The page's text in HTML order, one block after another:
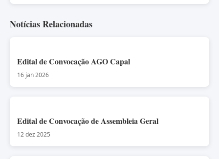
Notícias Relacionadas
Edital de Convocação AGO Capal
16 jan 2026
Edital de Convocação de Assembleia Geral
12 dez 2025